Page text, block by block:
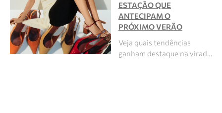
ESTAÇÃO QUE
ANTECIPAM O
PRÓXIMO VERÃO
Veja quais tendências
ganham destaque na virad…